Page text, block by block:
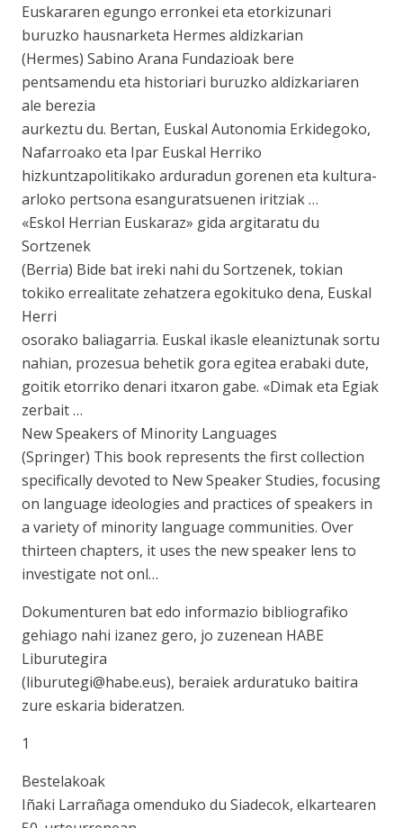
Euskararen egungo erronkei eta etorkizunari
buruzko hausnarketa Hermes aldizkarian
(Hermes) Sabino Arana Fundazioak bere
pentsamendu eta historiari buruzko aldizkariaren
ale berezia
aurkeztu du. Bertan, Euskal Autonomia Erkidegoko,
Nafarroako eta Ipar Euskal Herriko
hizkuntzapolitikako arduradun gorenen eta kultura-
arloko pertsona esanguratsuenen iritziak …
«Eskol Herrian Euskaraz» gida argitaratu du
Sortzenek
(Berria) Bide bat ireki nahi du Sortzenek, tokian
tokiko errealitate zehatzera egokituko dena, Euskal
Herri
osorako baliagarria. Euskal ikasle eleaniztunak sortu
nahian, prozesua behetik gora egitea erabaki dute,
goitik etorriko denari itxaron gabe. «Dimak eta Egiak
zerbait …
New Speakers of Minority Languages
(Springer) This book represents the first collection
specifically devoted to New Speaker Studies, focusing
on language ideologies and practices of speakers in
a variety of minority language communities. Over
thirteen chapters, it uses the new speaker lens to
investigate not onl…
Dokumenturen bat edo informazio bibliografiko
gehiago nahi izanez gero, jo zuzenean HABE
Liburutegira
(liburutegi@habe.eus), beraiek arduratuko baitira
zure eskaria bideratzen.
1
Bestelakoak
Iñaki Larrañaga omenduko du Siadecok, elkartearen